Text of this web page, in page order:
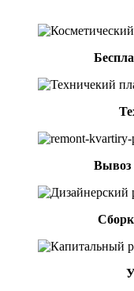
Вывоз